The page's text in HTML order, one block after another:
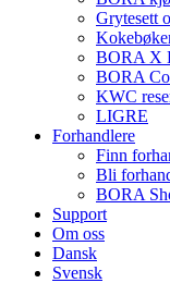
Grytesett
BORA X
BORA
KWC
LIGRE
Forhandlere
Finn
Bli
BORA
Support
Om oss
Dansk
Svensk